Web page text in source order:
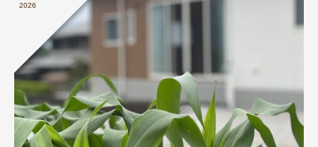
2026